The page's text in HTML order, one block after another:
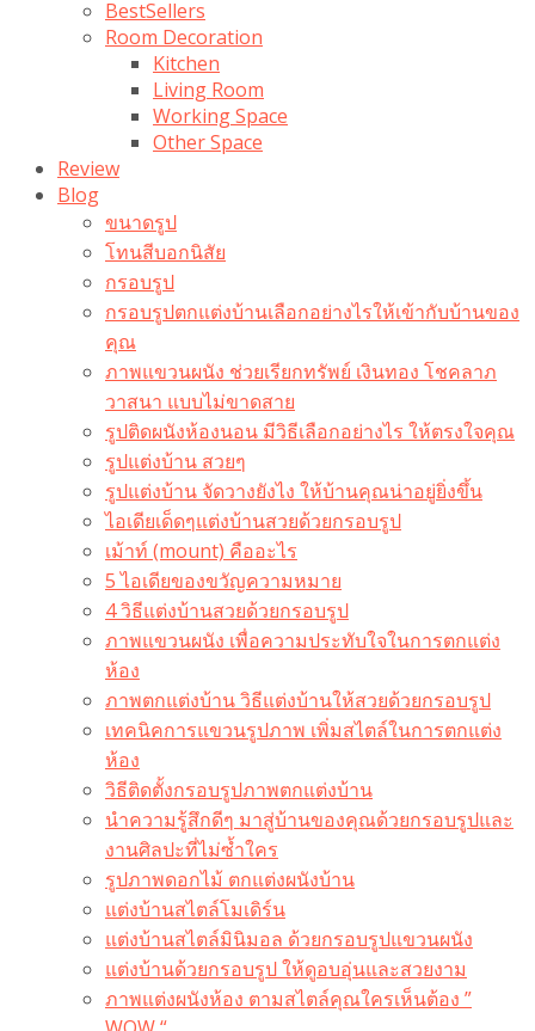
BestSellers
Room Decoration
Kitchen
Living Room
Working Space
Other Space
Review
Blog
ขนาดรูป
โทนสีบอกนิสัย
กรอบรูป
กรอบรูปตกแต่งบ้านเลือกอย่างไรให้เข้ากับบ้านของ
คุณ
ภาพแขวนผนัง ช่วยเรียกทรัพย์ เงินทอง โชคลาภ
วาสนา แบบไม่ขาดสาย
รูปติดผนังห้องนอน มีวิธีเลือกอย่างไร ให้ตรงใจคุณ
รูปแต่งบ้าน สวยๆ
รูปแต่งบ้าน จัดวางยังไง ให้บ้านคุณน่าอยู่ยิ่งขึ้น
ไอเดียเด็ดๆแต่งบ้านสวยด้วยกรอบรูป
เม้าท์ (mount) คืออะไร​
5 ไอเดียของขวัญความหมาย
4 วิธีแต่งบ้านสวยด้วยกรอบรูป
ภาพแขวนผนัง เพื่อความประทับใจในการตกแต่ง
ห้อง
ภาพตกแต่งบ้าน วิธีแต่งบ้านให้สวยด้วยกรอบรูป
เทคนิคการแขวนรูปภาพ เพิ่มสไตล์ในการตกแต่ง
ห้อง
วิธีติดตั้งกรอบรูปภาพตกแต่งบ้าน
นำความรู้สึกดีๆ มาสู่บ้านของคุณด้วยกรอบรูปและ
งานศิลปะที่ไม่ซ้ำใคร
รูปภาพดอกไม้ ตกแต่งผนังบ้าน
แต่งบ้านสไตล์โมเดิร์น
แต่งบ้านสไตล์มินิมอล ด้วยกรอบรูปแขวนผนัง
แต่งบ้านด้วยกรอบรูป ให้ดูอบอุ่นและสวยงาม
ภาพแต่งผนังห้อง ตามสไตล์คุณใครเห็นต้อง ”